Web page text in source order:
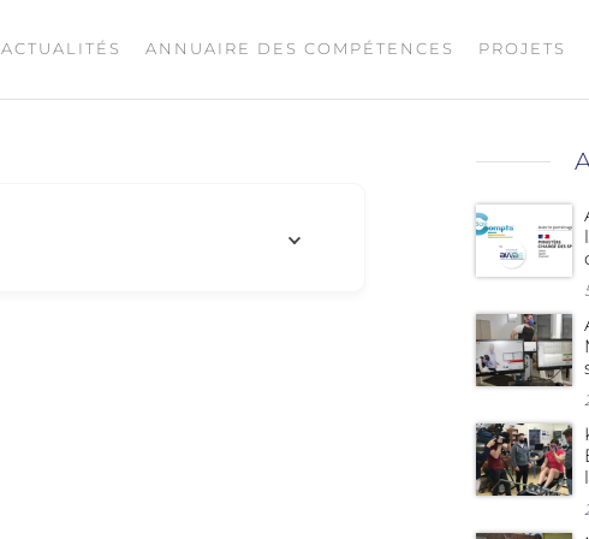
ACTUALITÉS ANNUAIRE DES COMPÉTENCES PROJETS